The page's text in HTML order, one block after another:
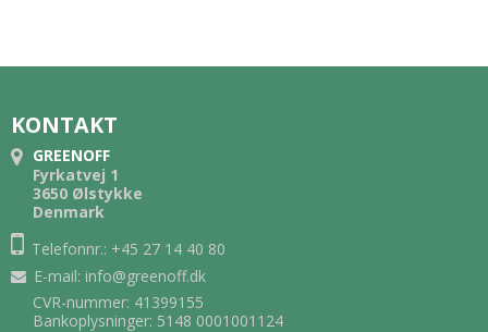
KONTAKT
GREENOFF
Fyrkatvej 1
3650 Ølstykke
Denmark
Telefonnr.: +45 27 14 40 80
E-mail: info@greenoff.dk
CVR-nummer: 41399155
Bankoplysninger: 5148 0001001124